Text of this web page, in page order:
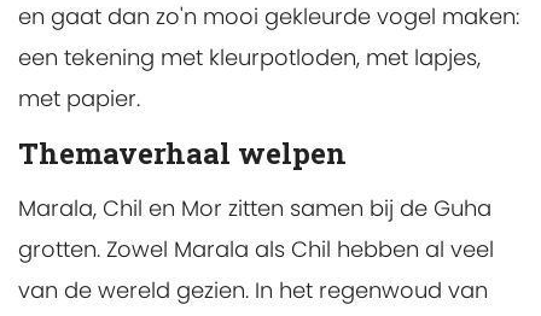
en gaat dan zo'n mooi gekleurde vogel maken:
een tekening met kleurpotloden, met lapjes,
met papier.
Themaverhaal welpen
Marala, Chil en Mor zitten samen bij de Guha
grotten. Zowel Marala als Chil hebben al veel
van de wereld gezien. In het regenwoud van